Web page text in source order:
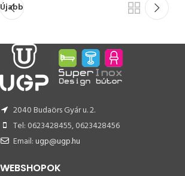
Újabb
2040 Budaörs Gyár u. 2.
Tel: 0623428455, 0623428456
Email:ugp@ugp.hu
WEBSHOPOK